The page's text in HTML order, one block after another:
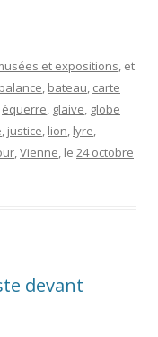
et expositions, et
balance, bateau, carte
équerre, glaive, globe
, justice, lion, lyre,
,Vienne, le 24 octobre
devant